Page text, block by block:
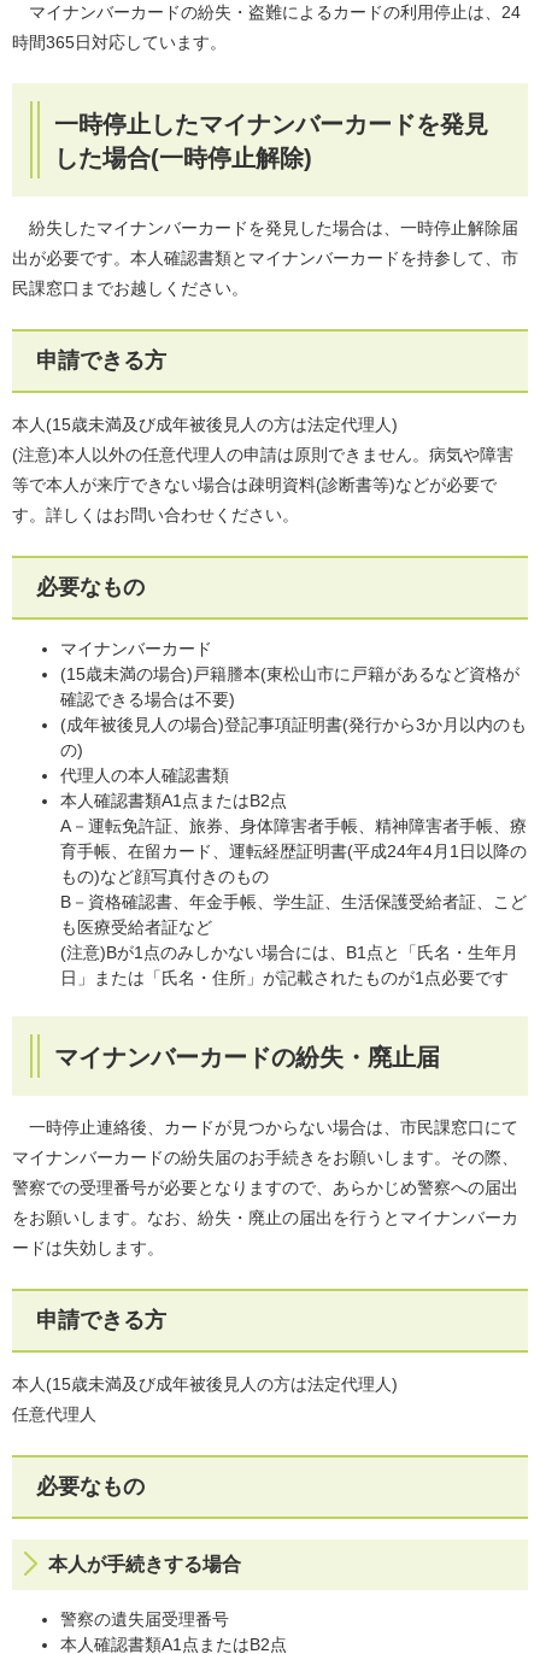
マイナンバーカードの紛失・盗難によるカードの利用停止は、24
時間365日対応しています。
一時停止したマイナンバーカードを発見
した場合(一時停止解除)
紛失したマイナンバーカードを発見した場合は、一時停止解除届
出が必要です。本人確認書類とマイナンバーカードを持参して、市
民課窓口までお越しください。
申請できる方
本人(15歳未満及び成年被後見人の方は法定代理人)
(注意)本人以外の任意代理人の申請は原則できません。病気や障害
等で本人が来庁できない場合は疎明資料(診断書等)などが必要で
す。詳しくはお問い合わせください。
必要なもの
マイナンバーカード
(15歳未満の場合)戸籍謄本(東松山市に戸籍があるなど資格が
確認できる場合は不要)
(成年被後見人の場合)登記事項証明書(発行から3か月以内のも
の)
代理人の本人確認書類
本人確認書類A1点またはB2点
A－運転免許証、旅券、身体障害者手帳、精神障害者手帳、療
育手帳、在留カード、運転経歴証明書(平成24年4月1日以降の
もの)など顔写真付きのもの
B－資格確認書、年金手帳、学生証、生活保護受給者証、こど
も医療受給者証など
(注意)Bが1点のみしかない場合には、B1点と「氏名・生年月
日」または「氏名・住所」が記載されたものが1点必要です
マイナンバーカードの紛失・廃止届
一時停止連絡後、カードが見つからない場合は、市民課窓口にて
マイナンバーカードの紛失届のお手続きをお願いします。その際、
警察での受理番号が必要となりますので、あらかじめ警察への届出
をお願いします。なお、紛失・廃止の届出を行うとマイナンバーカ
ードは失効します。
申請できる方
本人(15歳未満及び成年被後見人の方は法定代理人)
任意代理人
必要なもの
本人が手続きする場合
警察の遺失届受理番号
本人確認書類A1点またはB2点